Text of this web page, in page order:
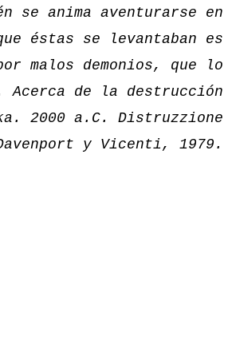
se anima aventurarse en
éstas se levantaban es
malos demonios, que lo
Acerca de la destrucción
2000 a.C. Distruzzione
y Vicenti, 1979.